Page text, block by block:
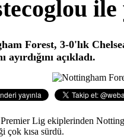
Forest, 3-0'lık
ayırdığını açıkladı.
Lig ekiplerinden
çok kısa sürdü.